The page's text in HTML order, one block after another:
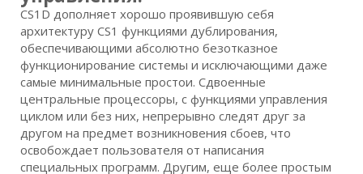
CS1D дополняет хорошо проявившую себя
архитектуру CS1 функциями дублирования,
обеспечивающими абсолютно безотказное
функционирование системы и исключающими даже
самые минимальные простои. Сдвоенные
центральные процессоры, с функциями управления
циклом или без них, непрерывно следят друг за
другом на предмет возникновения сбоев, что
освобождает пользователя от написания
специальных программ. Другим, еще более простым